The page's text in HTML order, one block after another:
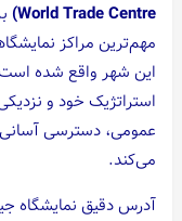
World Trade Centre)
مهم‌ترین مراکز
این شهر واقع شده
استراتژیک خود و
عمومی، دسترسی آسانی
می‌کند.
آدرس دقیق نمایشگاه